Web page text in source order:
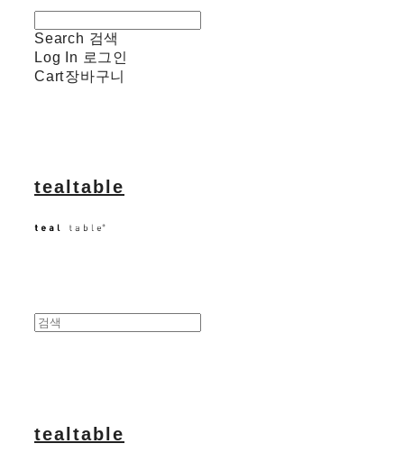
Search 검색
Log In 로그인
Cart장바구니
tealtable
tealtable